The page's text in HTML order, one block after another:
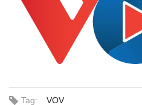
Kinh tế
Bất động sản
Khởi nghiệp
Tag: VOV